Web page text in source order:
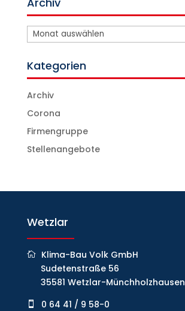
Archiv
Kategorien
Archiv
Corona
Firmengruppe
Stellenangebote
Wetzlar
Klima-Bau Volk GmbH
Sudetenstraße 56
35581 Wetzlar-Münchholzhausen
0 64 41 / 9 58-0